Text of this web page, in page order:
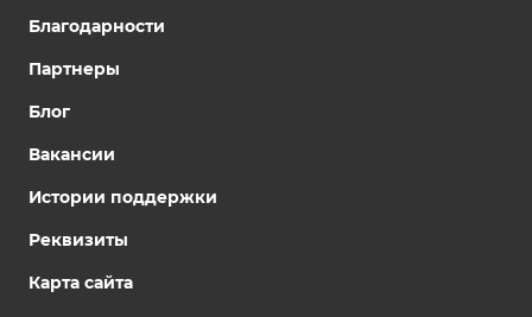
Благодарности
Партнеры
Блог
Вакансии
Истории поддержки
Реквизиты
Карта сайта